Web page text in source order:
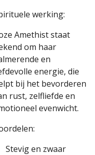
werking:
Amethist staat
om haar
en
energie, die
bij het bevorderen
rust, zelfliefde en
evenwicht.
Stevig en zwaar